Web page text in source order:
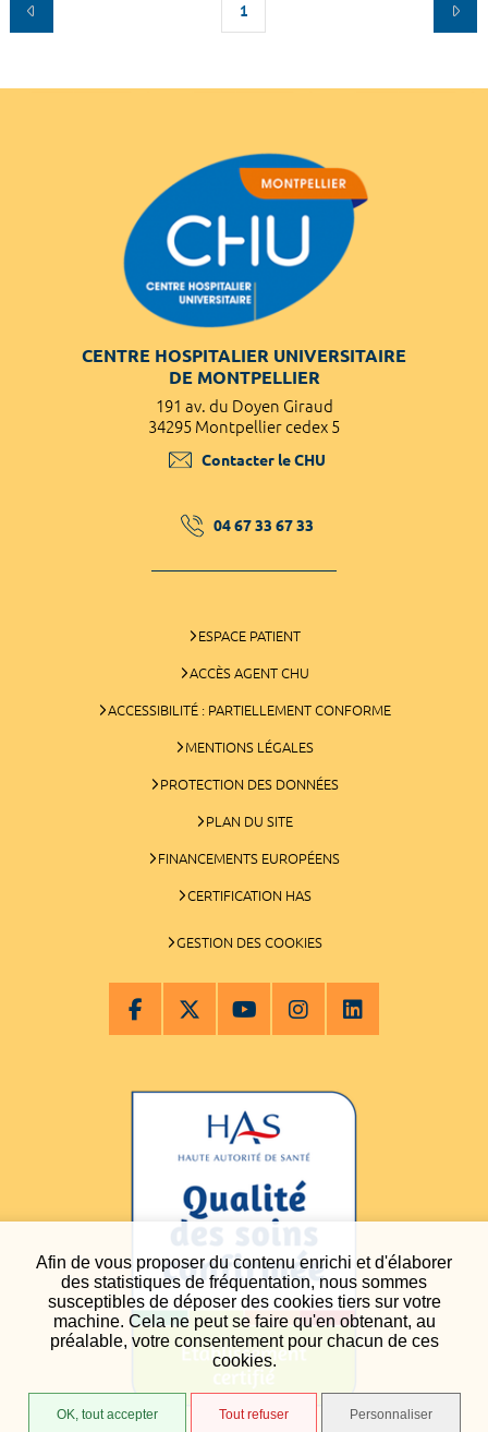
Afin de vous proposer du contenu enrichi et d'élaborer
des statistiques de fréquentation, nous sommes
susceptibles de déposer des cookies tiers sur votre
machine. Cela ne peut se faire qu'en obtenant, au
préalable, votre consentement pour chacun de ces
cookies.
OK, tout accepter Tout refuser Personnaliser
1
CENTRE HOSPITALIER UNIVERSITAIRE
DE MONTPELLIER
191 av. du Doyen Giraud
34295 Montpellier cedex 5
Contacter le CHU
04 67 33 67 33
ESPACE PATIENT
ACCÈS AGENT CHU
ACCESSIBILITÉ : PARTIELLEMENT CONFORME
MENTIONS LÉGALES
PROTECTION DES DONNÉES
PLAN DU SITE
FINANCEMENTS EUROPÉENS
CERTIFICATION HAS
GESTION DES COOKIES